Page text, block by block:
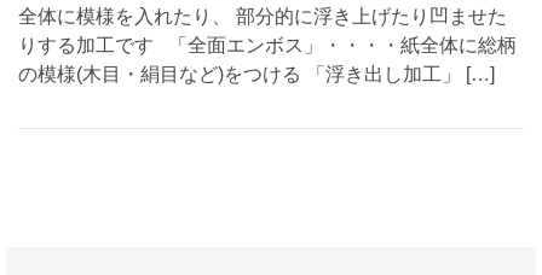
全体に模様を入れたり、 部分的に浮き上げたり凹ませた
りする加工です 「全面エンボス」・・・・紙全体に総柄
の模様(木目・絹目など)をつける 「浮き出し加工」 […]